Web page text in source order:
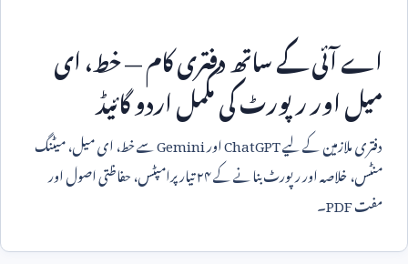
اے آئی کے ساتھ دفتری کام — خط، ای
میل اور رپورٹ کی مکمل اردو گائیڈ
دفتری ملازمین کے لیےChatGPTاورGeminiسے خط، ای میل، میٹنگ
منٹس، خلاصہ اور رپورٹ بنانے کے ۲۴ تیار پرامپٹس، حفاظتی اصول اور
مفتPDF۔